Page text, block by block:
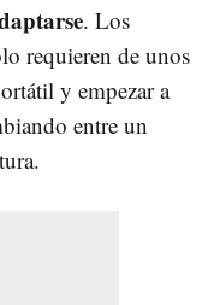
. Los
requieren de unos
y empezar a
entre un